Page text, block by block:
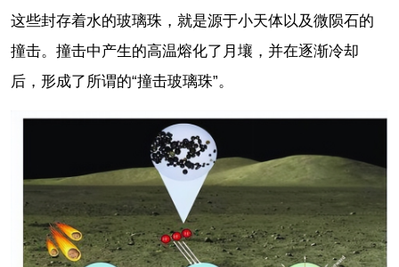
这些封存着水的玻璃珠，就是源于小天体以及微陨石的
撞击。撞击中产生的高温熔化了月壤，并在逐渐冷却
后，形成了所谓的“撞击玻璃珠”。